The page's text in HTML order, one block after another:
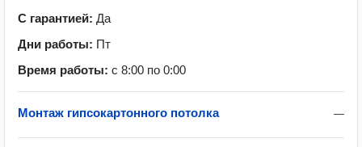
С гарантией: Да
Дни работы: Пт
Время работы: с 8:00 по 0:00
—
Монтаж гипсокартонного потолка